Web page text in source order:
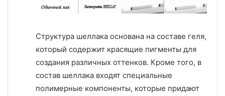
Структура шеллака основана на составе геля,
который содержит красящие пигменты для
создания различных оттенков. Кроме того, в
состав шеллака входят специальные
полимерные компоненты, которые придают